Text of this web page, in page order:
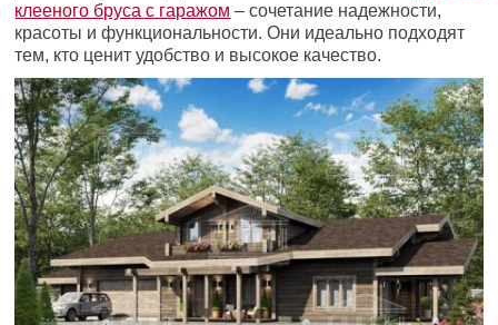
клееного бруса с гаражом – сочетание надежности,
красоты и функциональности. Они идеально подходят
тем, кто ценит удобство и высокое качество.